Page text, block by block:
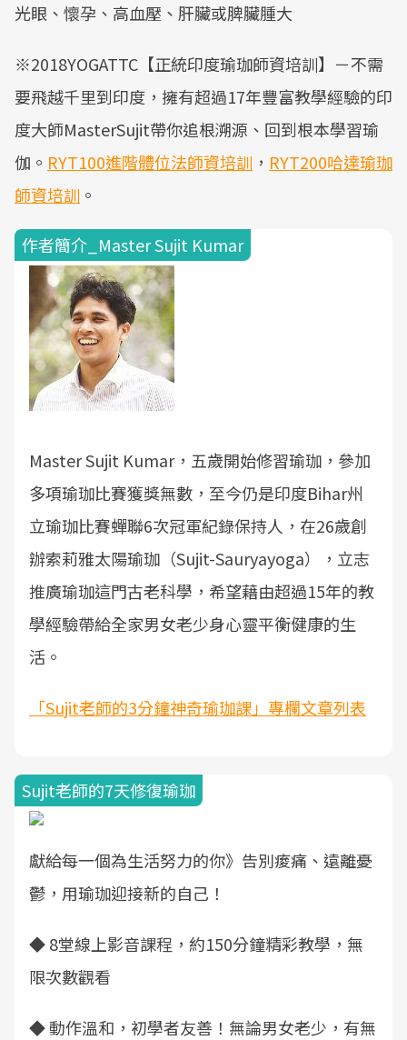
光眼、懷孕、高血壓、肝臟或脾臟腫大
※2018YOGATTC【正統印度瑜珈師資培訓】－不需
要飛越千里到印度，擁有超過17年豐富教學經驗的印
度大師MasterSujit帶你追根溯源、回到根本學習瑜
伽。 RYT100進階體位法師資培訓 ， RYT200哈達瑜珈
師資培訓 。
作者簡介_Master Sujit Kumar
Master Sujit Kumar，五歲開始修習瑜珈，參加
多項瑜珈比賽獲獎無數，至今仍是印度Bihar州
立瑜珈比賽蟬聯6次冠軍紀錄保持人，在26歲創
辦索莉雅太陽瑜珈（Sujit-Sauryayoga），立志
推廣瑜珈這門古老科學，希望藉由超過15年的教
學經驗帶給全家男女老少身心靈平衡健康的生
活。
「Sujit老師的3分鐘神奇瑜珈課」專欄文章列表
Sujit老師的7天修復瑜珈
獻給每一個為生活努力的你》告別痠痛、遠離憂
鬱，用瑜珈迎接新的自己！
◆ 8堂線上影音課程，約150分鐘精彩教學，無
限次數觀看
◆ 動作溫和，初學者友善！無論男女老少，有無